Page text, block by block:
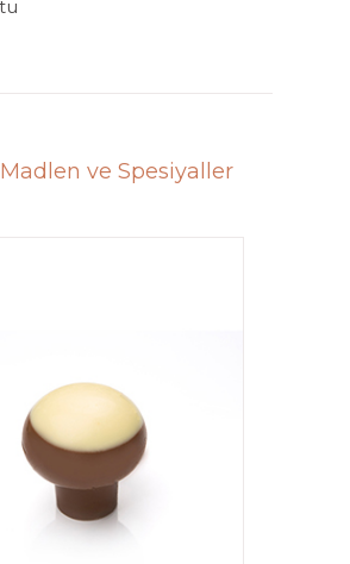
ve Spesiyaller